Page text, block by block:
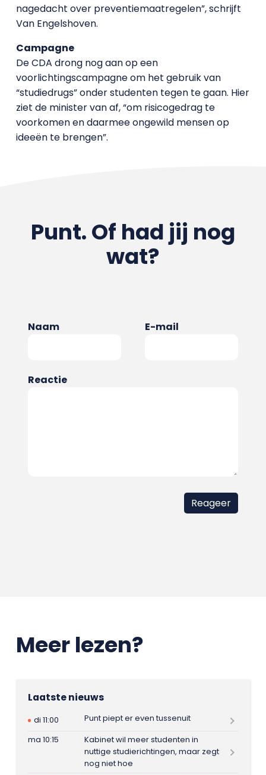
nagedacht over preventiemaatregelen”, schrijft
Van Engelshoven.
Campagne
De CDA drong nog aan op een
voorlichtingscampagne om het gebruik van
“studiedrugs” onder studenten tegen te gaan. Hier
ziet de minister van af, “om risicogedrag te
voorkomen en daarmee ongewild mensen op
ideeën te brengen”.
Punt. Of had jij nog
wat?
Naam E-mail
Reactie
Meer lezen?
Laatste nieuws
di 11:00
Punt piept er even tussenuit
ma 10:15
Kabinet wil meer studenten in
nuttige studierichtingen, maar zegt
nog niet hoe